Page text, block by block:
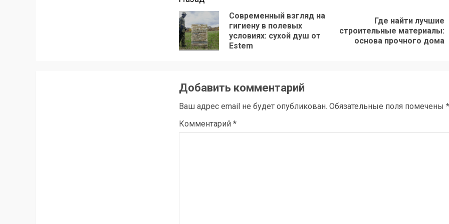
чтение
Предыдущая
запись:
Современный взгляд на
гигиену в полевых
условиях: сухой душ от
Estem
Следующая
запись:
Где найти лучшие
строительные материалы:
основа прочного дома
Добавить комментарий
Ваш адрес email не будет опубликован. Обязательные поля помечены *
Комментарий *